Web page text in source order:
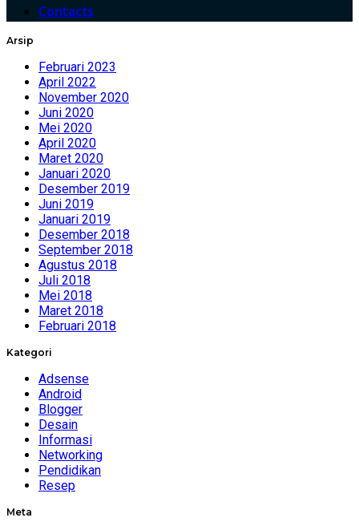
Contacts
Arsip
Februari 2023
April 2022
November 2020
Juni 2020
Mei 2020
April 2020
Maret 2020
Januari 2020
Desember 2019
Juni 2019
Januari 2019
Desember 2018
September 2018
Agustus 2018
Juli 2018
Mei 2018
Maret 2018
Februari 2018
Kategori
Adsense
Android
Blogger
Desain
Informasi
Networking
Pendidikan
Resep
Meta